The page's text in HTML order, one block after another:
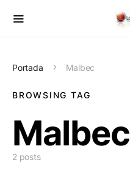
Portada Malbec
BROWSING TAG
Malbec
2 posts